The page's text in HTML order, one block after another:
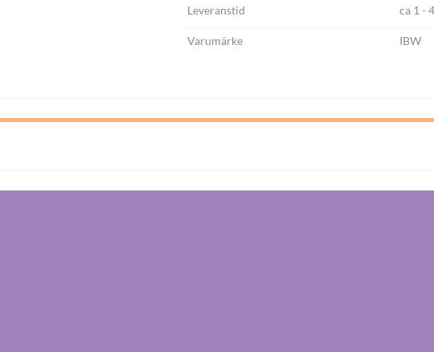
Leveranstid ca 1 -
Varumärke IBW